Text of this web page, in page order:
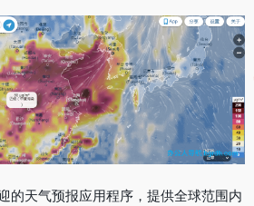
的天气预报应用程序，提供全球范围内